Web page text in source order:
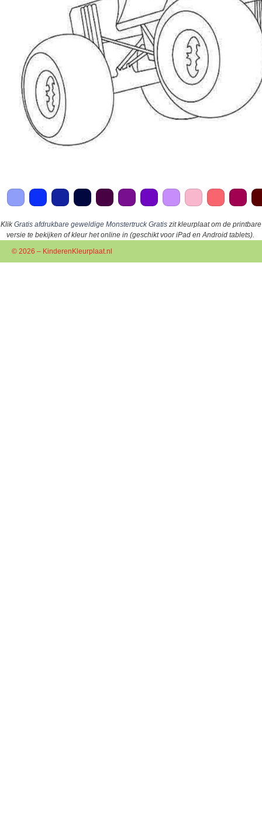
KlikGratis afdrukbare geweldige Monstertruck Gratis zit kleurplaat om de printbare
versie te bekijken of kleur het online in (geschikt voor iPad en Android tablets).
© 2026 – KinderenKleurplaat.nl